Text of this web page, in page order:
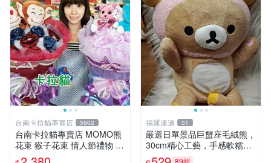
台南卡拉貓專賣店 5902
台南卡拉貓專賣店 MOMO熊
花束 猴子花束 情人節禮物 二
選一 可繡字 可今天寄明天到
福運連連 31
嚴選日單景品巨蟹座毛絨熊，
30cm精心工藝，手感軟糯推
薦收藏送人 巨蟹座 毛絨玩具